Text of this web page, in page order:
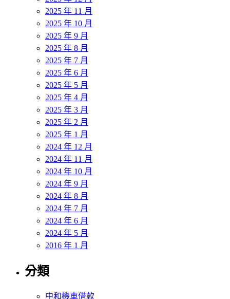
2025 年 11 月
2025 年 10 月
2025 年 9 月
2025 年 8 月
2025 年 7 月
2025 年 6 月
2025 年 5 月
2025 年 4 月
2025 年 3 月
2025 年 2 月
2025 年 1 月
2024 年 12 月
2024 年 11 月
2024 年 10 月
2024 年 9 月
2024 年 8 月
2024 年 7 月
2024 年 6 月
2024 年 5 月
2016 年 1 月
分類
中和機車借款